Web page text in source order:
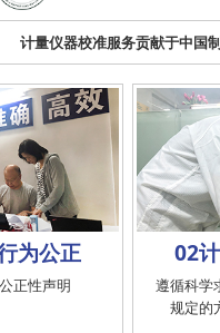
计量仪器校准服务贡献于中国
为公正
正性声明
02
遵循科学
规定的